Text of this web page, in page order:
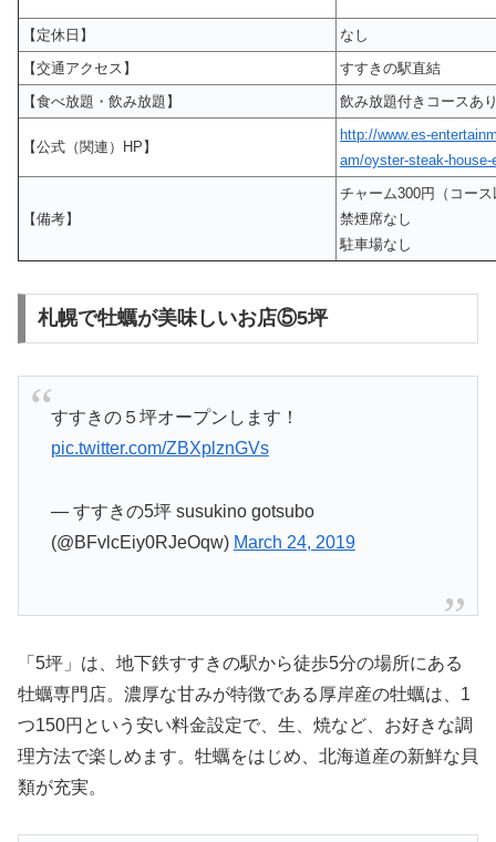
【定休日】
なし
【交通アクセス】
すすきの駅直結
【食べ放題・飲み放題】
飲み放題付きコースあ
【公式（関連）HP】
http://www.es-
am/oyster-steak-house-
【備考】
チャーム300円（コー
禁煙席なし
駐車場なし
札幌で牡蠣が美味しいお店⑤5坪
すすきの５坪オープンします！
pic.twitter.com/ZBXplznGVs
— すすきの5坪 susukino gotsubo
(@BFvlcEiy0RJeOqw) March 24, 2019
「5坪」は、地下鉄すすきの駅から徒歩5分の場所にある
牡蠣専門店。濃厚な甘みが特徴である厚岸産の牡蠣は、1
つ150円という安い料金設定で、生、焼など、お好きな調
理方法で楽しめます。牡蠣をはじめ、北海道産の新鮮な貝
類が充実。